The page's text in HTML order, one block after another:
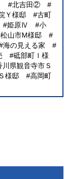
北吉田②
Ｙ様邸
古町
姫原Ⅳ
小
松山市M様邸
海の見える家
砥部町Ｉ様
川県観音寺市Ｓ
様邸
高岡町